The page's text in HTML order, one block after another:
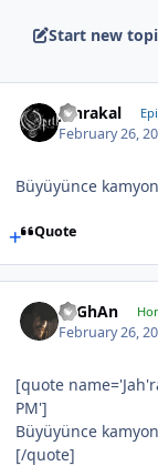
Start new
Jahrakal
February 26,
Büyüyünce
Quote
TuGhAn
February 26,
[quote
PM']
Büyüyünce
[/quote]